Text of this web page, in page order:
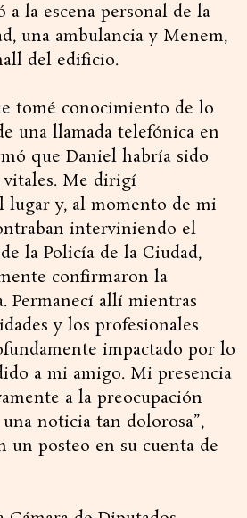
a la escena personal de la
una ambulancia y Menem,
del edificio.
tomé conocimiento de lo
una llamada telefónica en
que Daniel habría sido
Me dirigí
lugar y, al momento de mi
interviniendo el
la Policía de la Ciudad,
confirmaron la
Permanecí allí mientras
y los profesionales
impactado por lo
a mi amigo. Mi presencia
a la preocupación
noticia tan dolorosa”,
un posteo en su cuenta de